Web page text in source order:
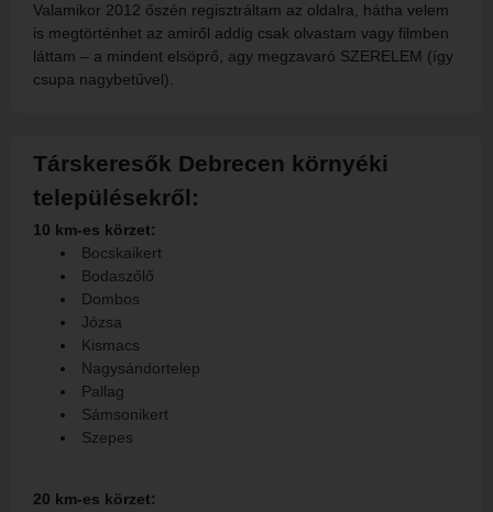
Valamikor 2012 őszén regisztráltam az oldalra, hátha velem
is megtörténhet az amiről addig csak olvastam vagy filmben
láttam – a mindent elsöprő, agy megzavaró SZERELEM (így
csupa nagybetűvel).
Társkeresők Debrecen környéki
településekről:
10 km-es körzet:
Bocskaikert
Bodaszőlő
Dombos
Józsa
Kismacs
Nagysándortelep
Pallag
Sámsonikert
Szepes
20 km-es körzet: